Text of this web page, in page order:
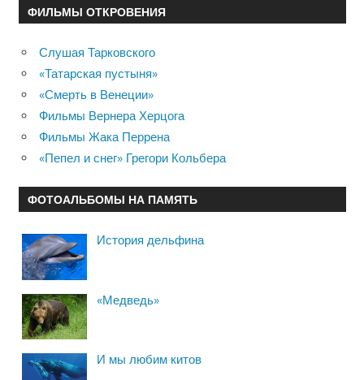
ФИЛЬМЫ ОТКРОВЕНИЯ
Слушая Тарковского
«Татарская пустыня»
«Смерть в Венеции»
Фильмы Вернера Херцога
Фильмы Жака Перрена
«Пепел и снег» Грегори Кольбера
ФОТОАЛЬБОМЫ НА ПАМЯТЬ
История дельфина
«Медведь»
И мы любим китов